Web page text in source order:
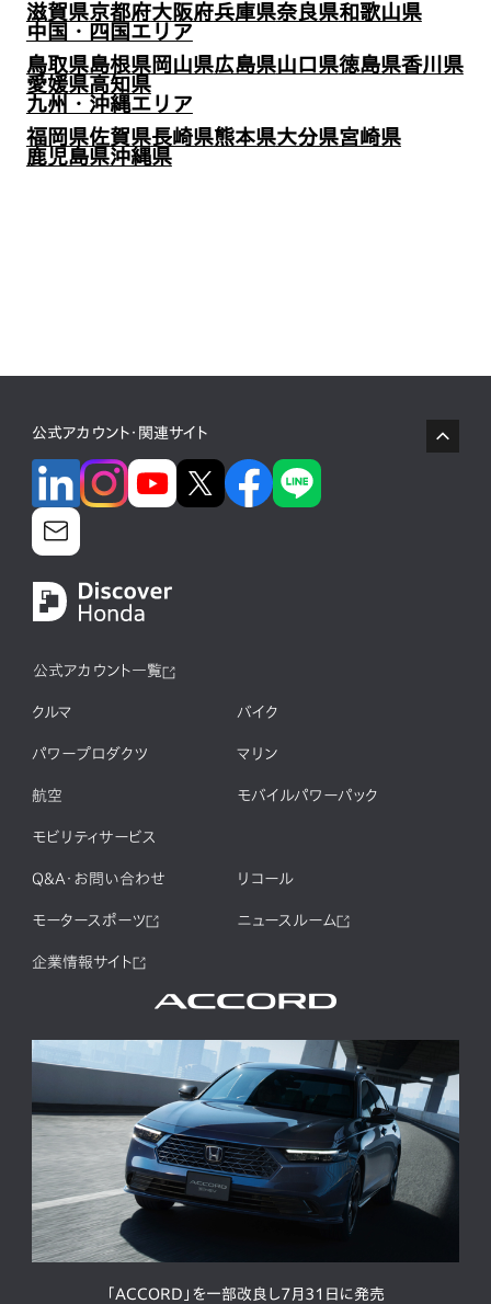
滋賀県京都府大阪府兵庫県奈良県和歌山県
中国・四国エリア
鳥取県島根県岡山県広島県山口県徳島県香川県
愛媛県高知県
九州・沖縄エリア
福岡県佐賀県長崎県熊本県大分県宮崎県
鹿児島県沖縄県
公式アカウント・関連サイト
公式アカウント一覧
クルマ バイク
パワープロダクツ マリン
航空 モバイルパワーパック
モビリティサービス
Q&A・お問い合わせ リコール
モータースポーツ ニュースルーム
企業情報サイト
「ACCORD」を一部改良し7月31日に発売